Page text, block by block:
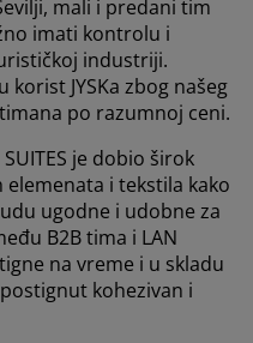
mali i predani tim
imati kontrolu i
industriji.
JYSKa zbog našeg
po razumnoj ceni.
je dobio širok
i tekstila kako
ugodne i udobne za
B2B tima i LAN
na vreme i u skladu
kohezivan i